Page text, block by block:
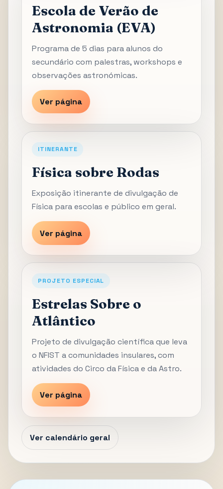
Escola de Verão de
Astronomia (EVA)
Programa de 5 dias para alunos do
secundário com palestras, workshops e
observações astronómicas.
Ver página
ITINERANTE
Física sobre Rodas
Exposição itinerante de divulgação de
Física para escolas e público em geral.
Ver página
PROJETO ESPECIAL
Estrelas Sobre o
Atlântico
Projeto de divulgação científica que leva
o NFIST a comunidades insulares, com
atividades do Circo da Física e da Astro.
Ver página
Ver calendário geral